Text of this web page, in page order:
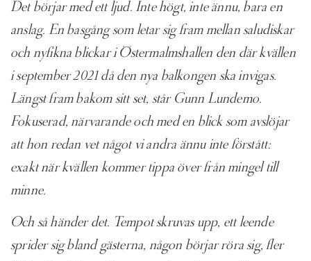
Det börjar med ett ljud. Inte högt, inte ännu, bara en
anslag. En basgång som letar sig fram mellan saludiskar
och nyfikna blickar i Östermalmshallen den där kvällen
i september 2021 då den nya balkongen ska invigas.
Längst fram bakom sitt set, står Gunn Lundemo.
Fokuserad, närvarande och med en blick som avslöjar
att hon redan vet något vi andra ännu inte förstått:
exakt när kvällen kommer tippa över från mingel till
minne.
Och så händer det. Tempot skruvas upp, ett leende
sprider sig bland gästerna, någon börjar röra sig, fler